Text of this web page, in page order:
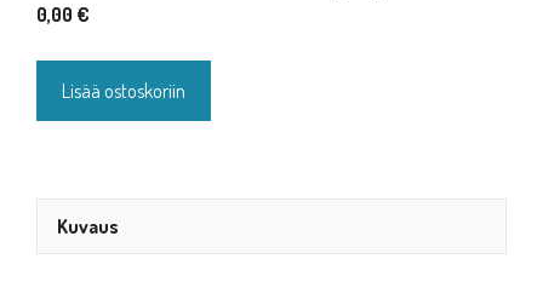
0,00 €
Lisää ostoskoriin
Kuvaus